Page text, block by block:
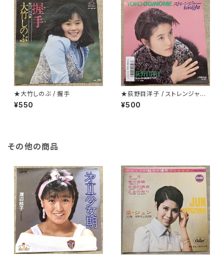
★大竹しのぶ / 握手
¥550
★荻野目洋子 / ストレンジャーt
onight
¥500
その他の商品